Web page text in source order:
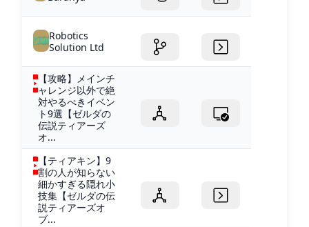
Robotics
Solution Ltd
【攻略】メインチ
ャレンジ以外で絶
対やるべきイベン
ト9選【ゼルダの
伝説ティアーズ
オ...
【ティアキン】9
割の人が知らない
細かすぎる隠れ小
技集【ゼルダの伝
説ティアーズオ
ブ...